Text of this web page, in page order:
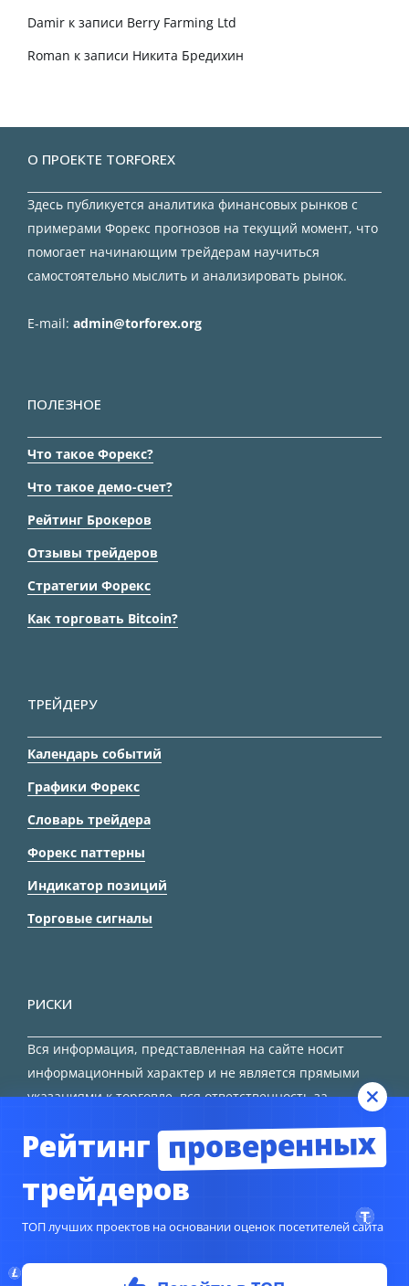
Damir к записи Berry Farming Ltd
Roman к записи Никита Бредихин
О ПРОЕКТЕ TORFOREX
Здесь публикуется аналитика финансовых рынков с
примерами Форекс прогнозов на текущий момент, что
помогает начинающим трейдерам научиться
самостоятельно мыслить и анализировать рынок.
E-mail: admin@torforex.org
ПОЛЕЗНОЕ
Что такое Форекс?
Что такое демо-счет?
Рейтинг Брокеров
Отзывы трейдеров
Стратегии Форекс
Как торговать Bitcoin?
ТРЕЙДЕРУ
Календарь событий
Графики Форекс
Словарь трейдера
Форекс паттерны
Индикатор позиций
Торговые сигналы
РИСКИ
Вся информация, представленная на сайте носит
информационный характер и не является прямыми
указаниями к торговле, вся ответственность за
Рейтинг проверенных
трейдеров
ТОП лучших проектов на основании оценок посетителей сайта